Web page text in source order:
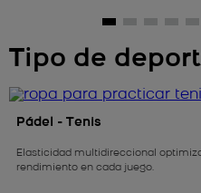
Tipo de
Pádel - Tenis
Elasticidad multidireccional
rendimiento en cada juego.